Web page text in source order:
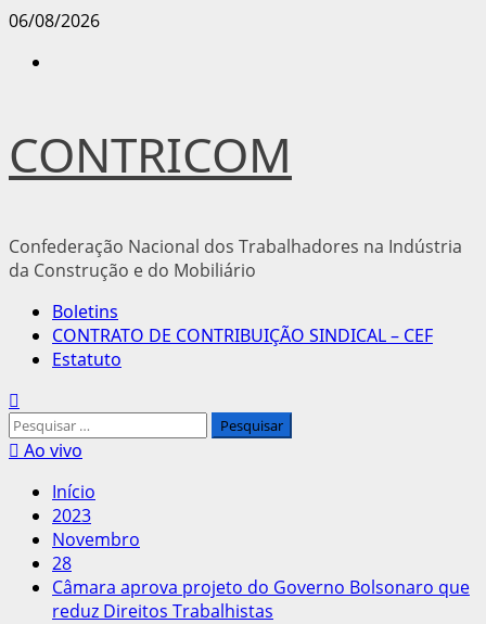
Avançar
06/08/2026
CONTRICOM
Confederação Nacional dos Trabalhadores na Indústria
da Construção e do Mobiliário
Menu
principal
Boletins
CONTRATO DE CONTRIBUIÇÃO SINDICAL – CEF
Estatuto
Pesquisar
por:Ao vivo
Início
2023
Novembro
28
Câmara aprova projeto do Governo Bolsonaro que
reduz Direitos Trabalhistas